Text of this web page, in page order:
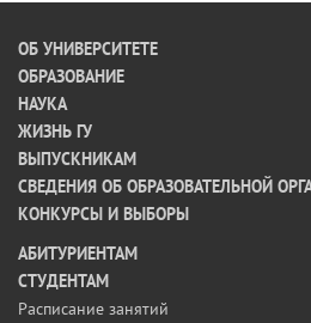
ОБ УНИВЕРСИТЕТЕ
ОБРАЗОВАНИЕ
НАУКА
ЖИЗНЬ ГУ
ВЫПУСКНИКАМ
СВЕДЕНИЯ ОБ ОБРАЗОВАТЕЛЬНОЙ
КОНКУРСЫ И ВЫБОРЫ
АБИТУРИЕНТАМ
СТУДЕНТАМ
Расписание занятий